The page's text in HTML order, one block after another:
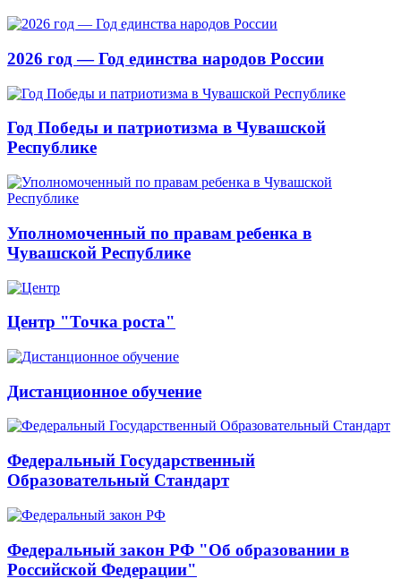
2026 год — Год единства народов России
Год Победы и патриотизма в Чувашской
Республике
Уполномоченный по правам ребенка в
Чувашской Республике
Центр "Точка роста"
Дистанционное обучение
Федеральный Государственный
Образовательный Стандарт
Федеральный закон РФ "Об образовании в
Российской Федерации"